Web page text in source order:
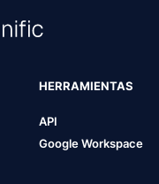
HERRAMIENTAS
API
Google Workspace